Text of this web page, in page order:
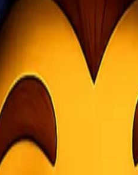
semakin mudah, cepat, dan
di Indonesia
, tanpa